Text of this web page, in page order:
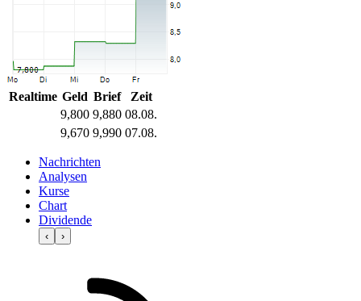
Realtime Geld Brief
Zeit
9,800 9,880 08.08.
9,670 9,990 07.08.
Nachrichten
Analysen
Kurse
Chart
Dividende
‹ ›